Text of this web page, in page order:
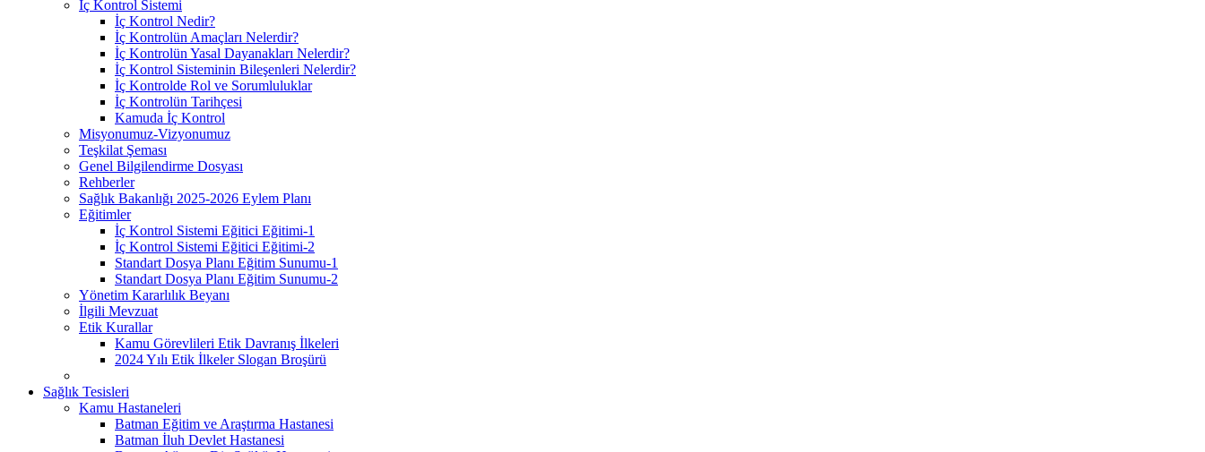
İç Kontrol Sistemi
İç Kontrol Nedir?
İç Kontrolün Amaçları Nelerdir?
İç Kontrolün Yasal Dayanakları Nelerdir?
İç Kontrol Sisteminin Bileşenleri Nelerdir?
İç Kontrolde Rol ve Sorumluluklar
İç Kontrolün Tarihçesi
Kamuda İç Kontrol
Misyonumuz-Vizyonumuz
Teşkilat Şeması
Genel Bilgilendirme Dosyası
Rehberler
Sağlık Bakanlığı 2025-2026 Eylem Planı
Eğitimler
İç Kontrol Sistemi Eğitici Eğitimi-1
İç Kontrol Sistemi Eğitici Eğitimi-2
Standart Dosya Planı Eğitim Sunumu-1
Standart Dosya Planı Eğitim Sunumu-2
Yönetim Kararlılık Beyanı
İlgili Mevzuat
Etik Kurallar
Kamu Görevlileri Etik Davranış İlkeleri
2024 Yılı Etik İlkeler Slogan Broşürü
Sağlık Tesisleri
Kamu Hastaneleri
Batman Eğitim ve Araştırma Hastanesi
Batman İluh Devlet Hastanesi